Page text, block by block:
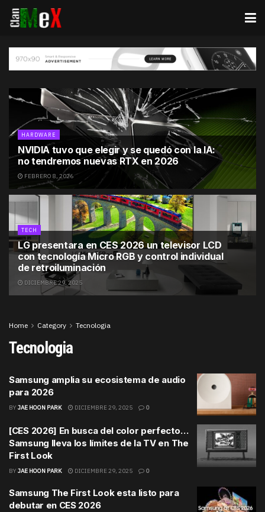
HARDWARE
NVIDIA tuvo que elegir y se quedó con la IA:
no tendremos nuevas RTX en 2026
FEBRERO 8, 2026
TECH
LG presentara en CES 2026 un televisor LCD
con tecnología Micro RGB y control individual
de retroiluminación
DICIEMBRE 29, 2025
Home Category Tecnologia
Tecnologia
Samsung amplia su ecosistema de audio
para 2026
BY JAE HOON PARK DICIEMBRE 29, 2025 0
[CES 2026] En busca del color perfecto…
Samsung lleva los límites de la TV en The
First Look
BY JAE HOON PARK DICIEMBRE 29, 2025 0
Samsung The First Look esta listo para
debutar en CES 2026